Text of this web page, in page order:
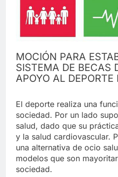
MOCIÓN PARA
SISTEMA DE BECAS
APOYO AL DEPORTE
El deporte realiza una
sociedad. Por un lado
salud, dado que su
y la salud cardiovascular.
una alternativa de ocio
modelos que son
sociedad.